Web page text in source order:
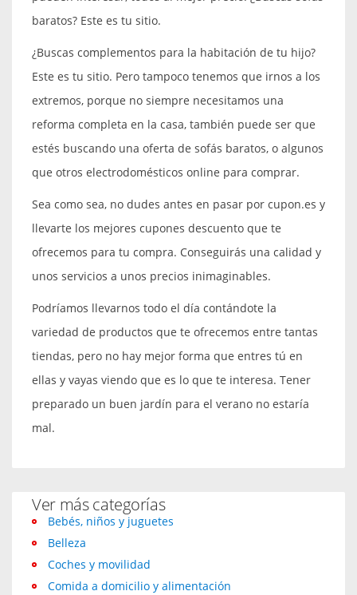
baratos? Este es tu sitio.
¿Buscas complementos para la habitación de tu hijo?
Este es tu sitio. Pero tampoco tenemos que irnos a los
extremos, porque no siempre necesitamos una
reforma completa en la casa, también puede ser que
estés buscando una oferta de sofás baratos, o algunos
que otros electrodomésticos online para comprar.
Sea como sea, no dudes antes en pasar por cupon.es y
llevarte los mejores cupones descuento que te
ofrecemos para tu compra. Conseguirás una calidad y
unos servicios a unos precios inimaginables.
Podríamos llevarnos todo el día contándote la
variedad de productos que te ofrecemos entre tantas
tiendas, pero no hay mejor forma que entres tú en
ellas y vayas viendo que es lo que te interesa. Tener
preparado un buen jardín para el verano no estaría
mal.
Ver más categorías
Bebés, niños y juguetes
Belleza
Coches y movilidad
Comida a domicilio y alimentación